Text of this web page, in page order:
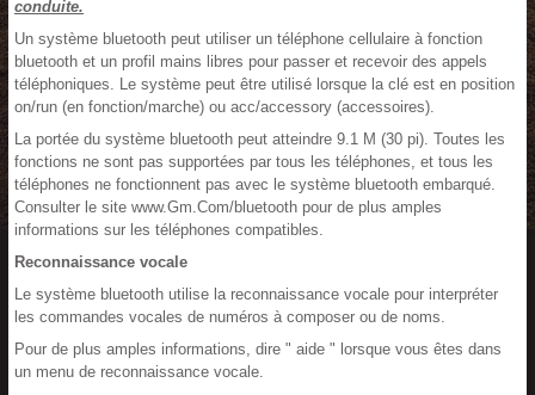
conduite.
Un système bluetooth peut utiliser un téléphone cellulaire à fonction
bluetooth et un profil mains libres pour passer et recevoir des appels
téléphoniques. Le système peut être utilisé lorsque la clé est en position
on/run (en fonction/marche) ou acc/accessory (accessoires).
La portée du système bluetooth peut atteindre 9.1 M (30 pi). Toutes les
fonctions ne sont pas supportées par tous les téléphones, et tous les
téléphones ne fonctionnent pas avec le système bluetooth embarqué.
Consulter le site www.Gm.Com/bluetooth pour de plus amples
informations sur les téléphones compatibles.
Reconnaissance vocale
Le système bluetooth utilise la reconnaissance vocale pour interpréter
les commandes vocales de numéros à composer ou de noms.
Pour de plus amples informations, dire " aide " lorsque vous êtes dans
un menu de reconnaissance vocale.